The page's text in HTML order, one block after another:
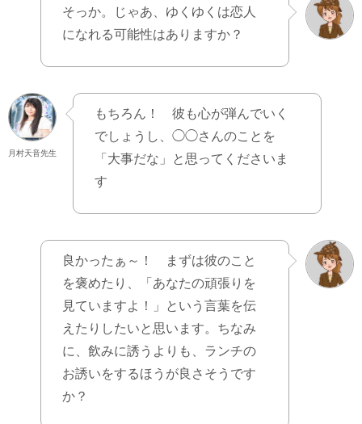
そっか。じゃあ、ゆくゆくは恋人
になれる可能性はありますか？
月村天音先生
もちろん！ 彼も心が弾んでいく
でしょうし、◯◯さんのことを
「大事だな」と思ってくださいま
す
良かったぁ～！ まずは彼のこと
を褒めたり、「あなたの頑張りを
見ていますよ！」という言葉を伝
えたりしたいと思います。ちなみ
に、飲みに誘うよりも、ランチの
お誘いをするほうが良さそうです
か？